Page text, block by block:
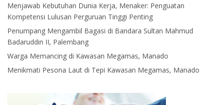
Menjawab Kebutuhan Dunia Kerja, Menaker: Penguatan
Kompetensi Lulusan Perguruan Tinggi Penting
Penumpang Mengambil Bagasi di Bandara Sultan Mahmud
Badaruddin II, Palembang
Warga Memancing di Kawasan Megamas, Manado
Menikmati Pesona Laut di Tepi Kawasan Megamas, Manado